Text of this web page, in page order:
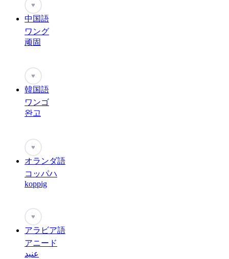
♥
中国語
ワング
顽固
♥
韓国語
ワンゴ
완고
♥
オランダ語
コッパハ
koppig
♥
アラビア語
アニード
عنيد